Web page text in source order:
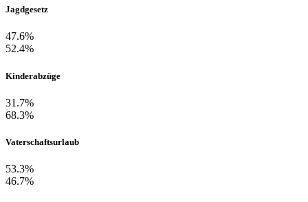
Jagdgesetz
47.6%
52.4%
Kinderabzüge
31.7%
68.3%
Vaterschaftsurlaub
53.3%
46.7%